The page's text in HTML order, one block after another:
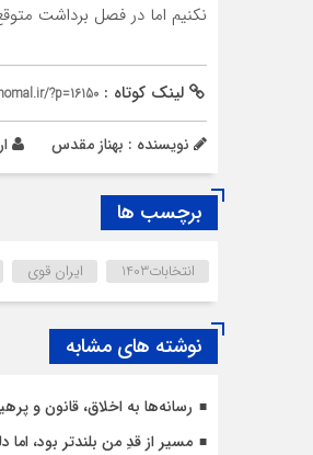
نکنیم اما در فصل برداشت
لینک کوتاه : ?p=16150
نویسنده : بهناز مقدس
برچسب ها
انتخابات1403 ایران قوی
نوشته های مشابه
رسانه‌ها به اخلاق، قانون و
مسیر از قدِ من بلندتر بود، اما